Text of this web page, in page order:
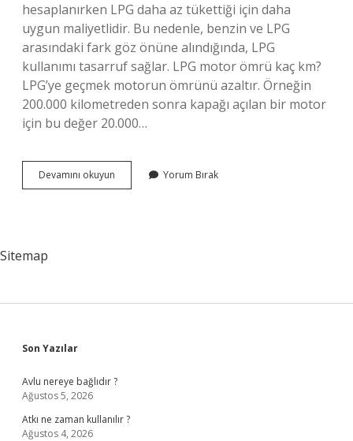
hesaplanırken LPG daha az tükettiği için daha
uygun maliyetlidir. Bu nedenle, benzin ve LPG
arasındaki fark göz önüne alındığında, LPG
kullanımı tasarruf sağlar. LPG motor ömrü kaç km?
LPG’ye geçmek motorun ömrünü azaltır. Örneğin
200.000 kilometreden sonra kapağı açılan bir motor
için bu değer 20.000…
Devamını okuyun
Araç
Yorum Bırak
Sitemap
Sidebar
Son Yazılar
Avlu nereye bağlıdır ?
Ağustos 5, 2026
Atkı ne zaman kullanılır ?
Ağustos 4, 2026